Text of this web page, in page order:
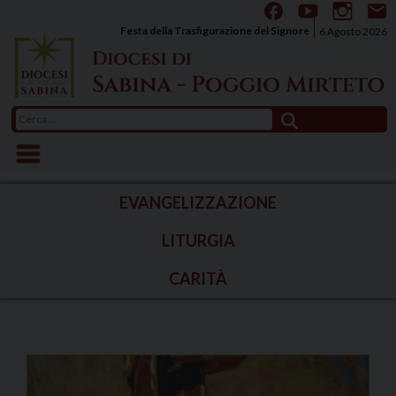
content
6 Agosto 2026
Festa della Trasfigurazione del Signore
per:
EVANGELIZZAZIONE
LITURGIA
CARITÀ